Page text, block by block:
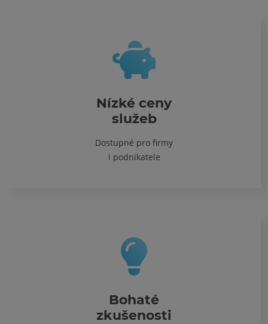
Nízké ceny
služeb
Dostupné pro firmy
i podnikatele
Bohaté
zkušenosti